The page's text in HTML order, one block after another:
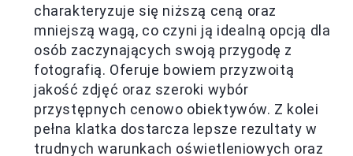
charakteryzuje się niższą ceną oraz
mniejszą wagą, co czyni ją idealną opcją dla
osób zaczynających swoją przygodę z
fotografią. Oferuje bowiem przyzwoitą
jakość zdjęć oraz szeroki wybór
przystępnych cenowo obiektywów. Z kolei
pełna klatka dostarcza lepsze rezultaty w
trudnych warunkach oświetleniowych oraz